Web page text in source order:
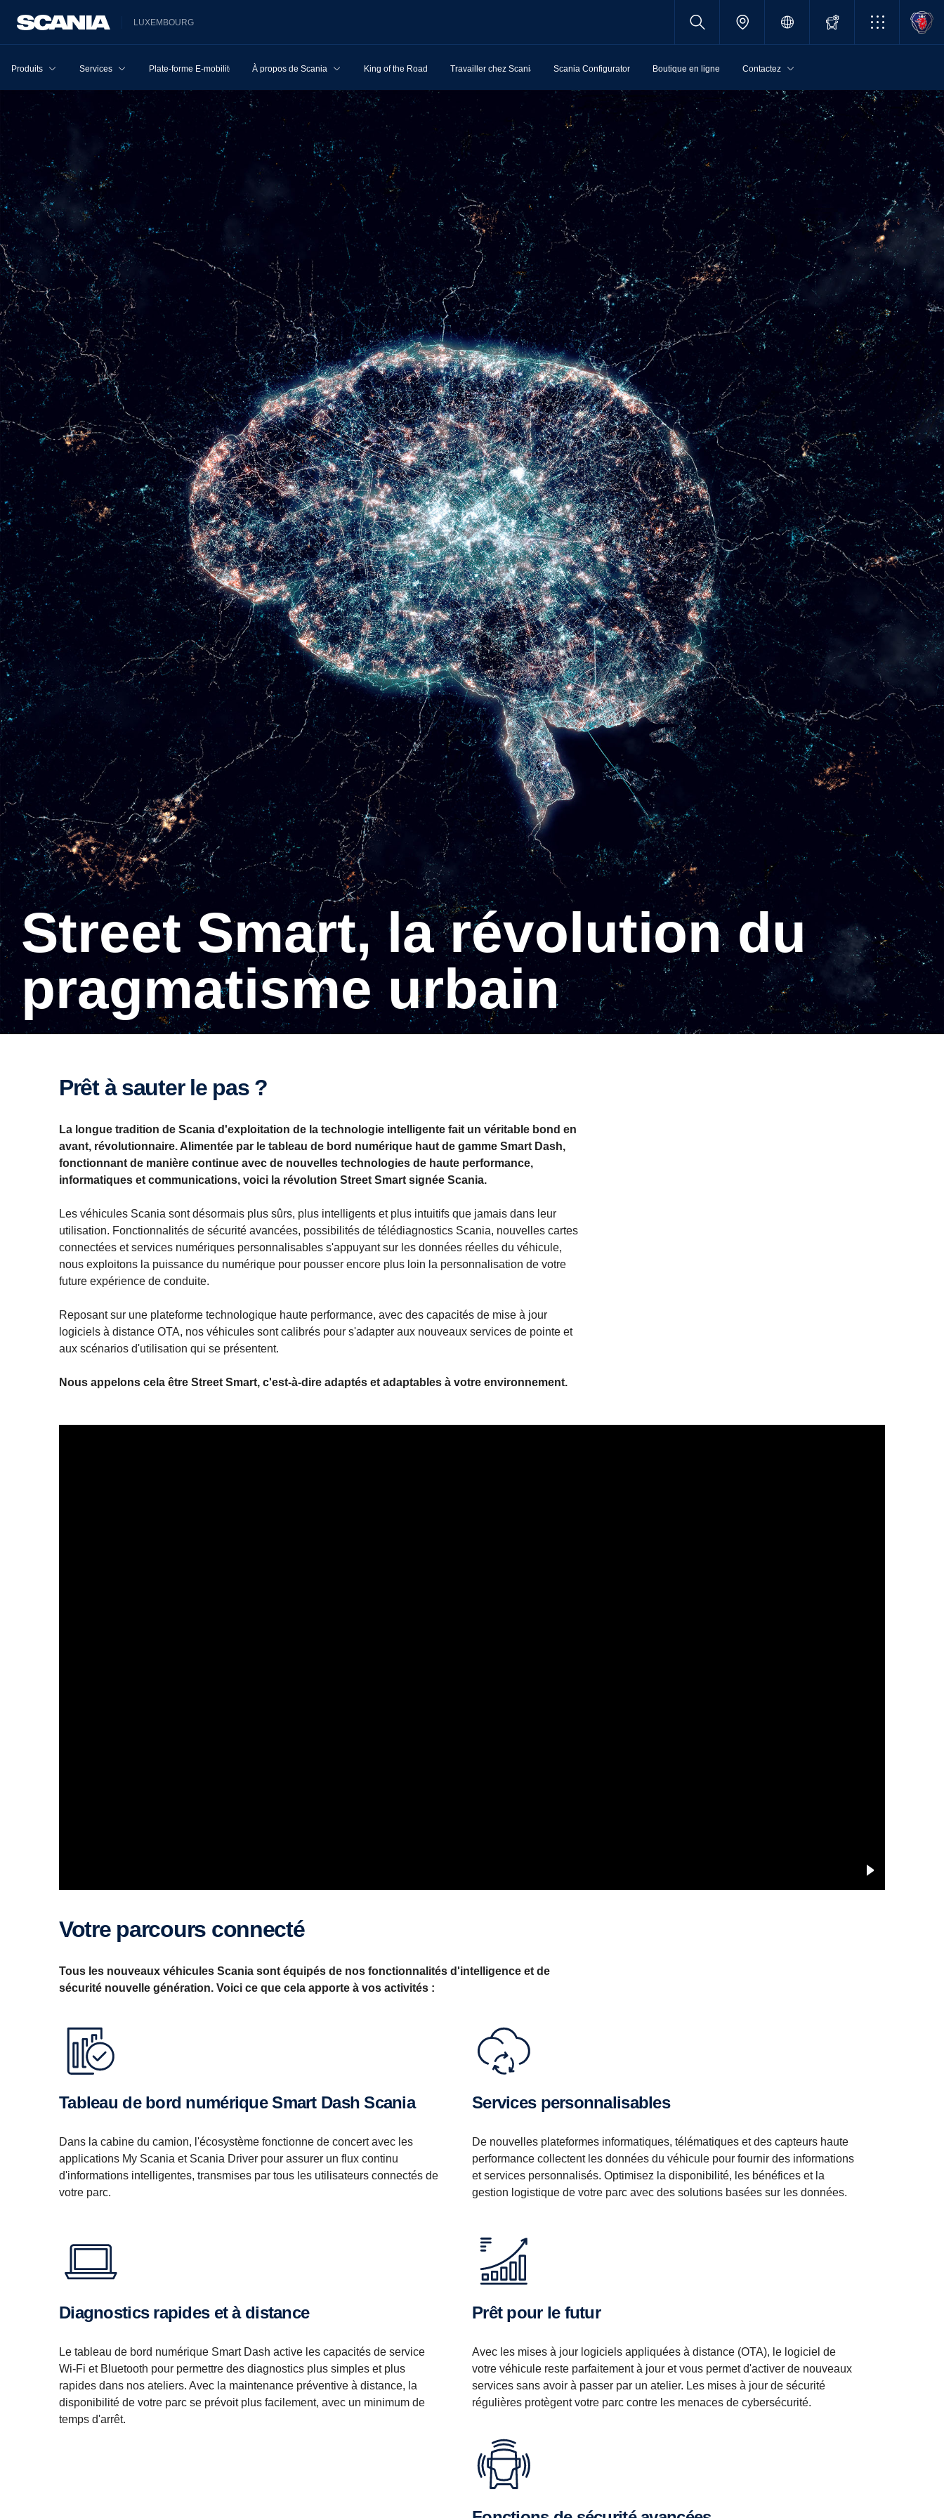
LUXEMBOURG
Produits Services Plate-forme E-mobilité À propos de Scania King of the Road Travailler chez Scania Scania Configurator Boutique en ligne Contactez
Street Smart, la révolution du
pragmatisme urbain
Prêt à sauter le pas ?
La longue tradition de Scania d'exploitation de la technologie intelligente fait un véritable bond en
avant, révolutionnaire. Alimentée par le tableau de bord numérique haut de gamme Smart Dash,
fonctionnant de manière continue avec de nouvelles technologies de haute performance,
informatiques et communications, voici la révolution Street Smart signée Scania.
Les véhicules Scania sont désormais plus sûrs, plus intelligents et plus intuitifs que jamais dans leur
utilisation. Fonctionnalités de sécurité avancées, possibilités de télédiagnostics Scania, nouvelles cartes
connectées et services numériques personnalisables s'appuyant sur les données réelles du véhicule,
nous exploitons la puissance du numérique pour pousser encore plus loin la personnalisation de votre
future expérience de conduite.
Reposant sur une plateforme technologique haute performance, avec des capacités de mise à jour
logiciels à distance OTA, nos véhicules sont calibrés pour s'adapter aux nouveaux services de pointe et
aux scénarios d'utilisation qui se présentent.
Nous appelons cela être Street Smart, c'est-à-dire adaptés et adaptables à votre environnement.
Votre parcours connecté
Tous les nouveaux véhicules Scania sont équipés de nos fonctionnalités d'intelligence et de
sécurité nouvelle génération. Voici ce que cela apporte à vos activités :
Tableau de bord numérique Smart Dash Scania
Dans la cabine du camion, l'écosystème fonctionne de concert avec les
applications My Scania et Scania Driver pour assurer un flux continu
d'informations intelligentes, transmises par tous les utilisateurs connectés de
votre parc.
Services personnalisables
De nouvelles plateformes informatiques, télématiques et des capteurs haute
performance collectent les données du véhicule pour fournir des informations
et services personnalisés. Optimisez la disponibilité, les bénéfices et la
gestion logistique de votre parc avec des solutions basées sur les données.
Diagnostics rapides et à distance
Le tableau de bord numérique Smart Dash active les capacités de service
Wi-Fi et Bluetooth pour permettre des diagnostics plus simples et plus
rapides dans nos ateliers. Avec la maintenance préventive à distance, la
disponibilité de votre parc se prévoit plus facilement, avec un minimum de
temps d'arrêt.
Prêt pour le futur
Avec les mises à jour logiciels appliquées à distance (OTA), le logiciel de
votre véhicule reste parfaitement à jour et vous permet d'activer de nouveaux
services sans avoir à passer par un atelier. Les mises à jour de sécurité
régulières protègent votre parc contre les menaces de cybersécurité.